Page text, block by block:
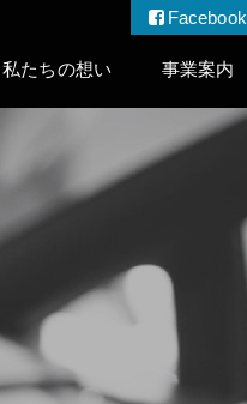
Facebook
私たちの想い 事業案内